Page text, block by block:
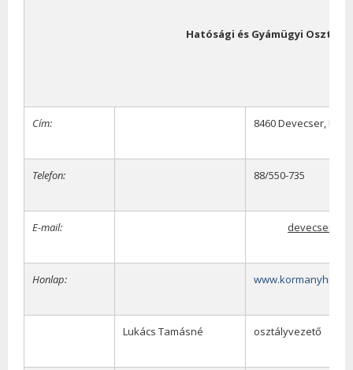
Hatósági és Gyámügyi Osztály
Cím: 8460 Devecser,
Telefon: 88/550-735
E-mail:
Honlap:
Lukács Tamásné osztályvezető